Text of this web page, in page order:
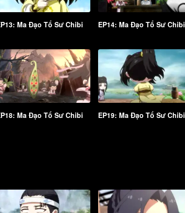
Ma Đạo Tổ Sư Chibi EP14: Ma Đạo Tổ Sư Chibi
Ma Đạo Tổ Sư Chibi EP19: Ma Đạo Tổ Sư Chibi